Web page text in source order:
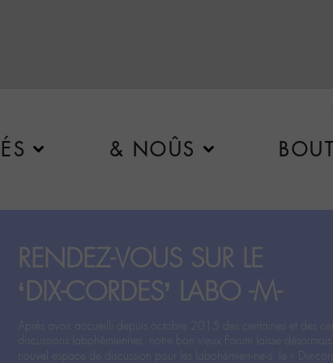
& NOÛS
RENDEZ-VOUS SUR LE
‘DIX-CORDES’ LABO -M-
Après avoir accueilli depuis octobre 2015 des centaines et des
discussions labohémiennes, notre bon vieux Forum laisse
nouvel espace de discussion pour les labohémien‧ne‧s: le « Dix-